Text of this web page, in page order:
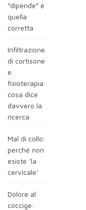
“dipende” è
quella
corretta
Infiltrazione
di cortisone
e
fisioterapia:
cosa dice
davvero la
ricerca
Mal di collo:
perché non
esiste ‘la
cervicale’
Dolore al
coccige: